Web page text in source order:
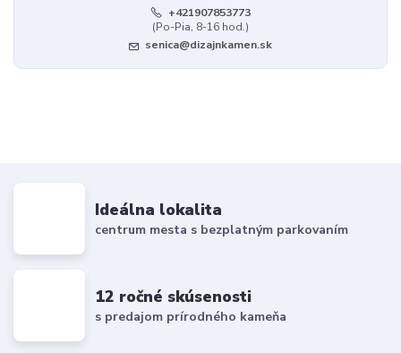
+421907853773
(Po-Pia, 8-16 hod.)
senica@dizajnkamen.sk
Ideálna lokalita
centrum mesta s bezplatným parkovaním
12 ročné skúsenosti
s predajom prírodného kameňa